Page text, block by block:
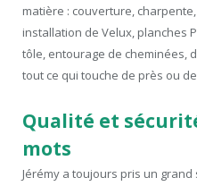
matière : couverture,
installation de Velux, planches
tôle, entourage de cheminées,
tout ce qui touche de près ou
Qualité et
mots
Jérémy a toujours pris un